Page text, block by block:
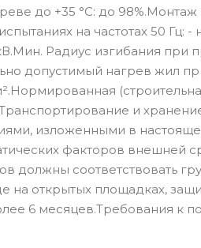
до +35 °С: до
на частотах 50 Гц:
Радиус изгибания
допустимый нагрев жил
и
изложенными в
факторов внешней
должны соответствовать
на открытых площадках,
6 месяцев.Требования к